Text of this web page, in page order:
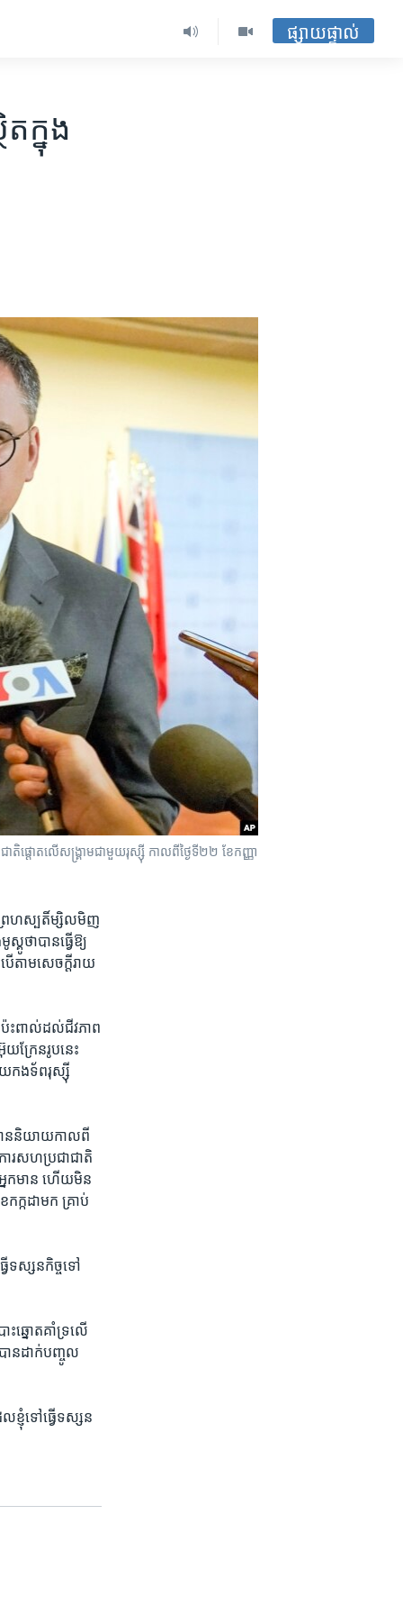
ផ្សាយផ្ទាល់
ត​ក្នុង​
ាតិ​ផ្តោត​លើ​សង្គ្រាម​ជាមួយ​រុស្ស៊ី កាលពីថ្ងៃទី២២ ខែកញ្ញា
ព្រហស្បតិ៍​ម្សិលមិញ​
គូថាបាន​ធ្វើ​ឱ្យ​
ើតាម​សេចក្តីរាយ
ប៉ះពាល់​ដល់​ជីវភាព​
យក្រែន​រូប​នេះ​
យ​កងទ័ព​រុស្ស៊ី​
ាន​និយាយ​កាល​ពី​
ារ​សហប្រជាជាតិ​
នក​មាន​ ​ហើយ​មិន​
ក្កដាមក​ គ្រាប់
ើទស្សនកិច្ច​ទៅ​
ឆ្នោត​គាំទ្រ​លើ​
ាន​ដាក់​បញ្ចូល​
ញុំ​ទៅ​ធ្វើ​ទស្សន